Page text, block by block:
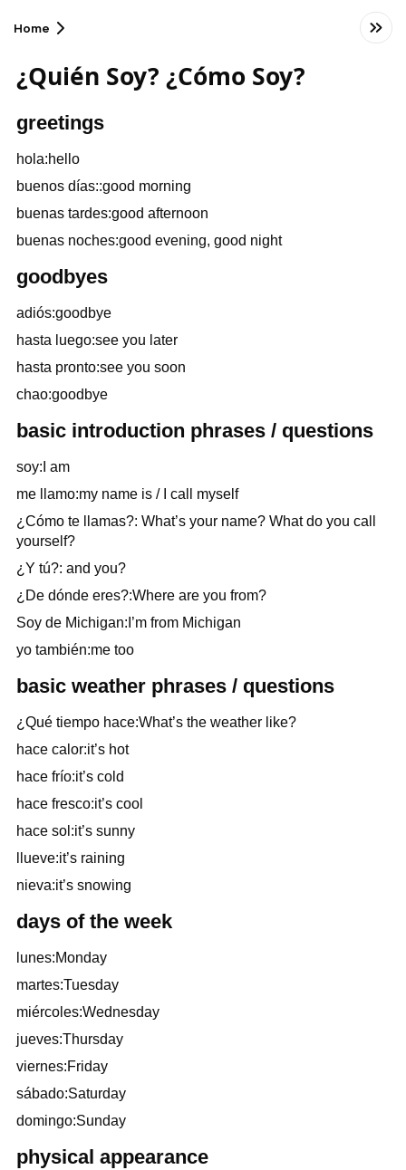
Home
¿Quién Soy? ¿Cómo Soy?
greetings
hola:hello
buenos días::good morning
buenas tardes:good afternoon
buenas noches:good evening, good night
goodbyes
adiós:goodbye
hasta luego:see you later
hasta pronto:see you soon
chao:goodbye
basic introduction phrases / questions
soy:I am
me llamo:my name is / I call myself
¿Cómo te llamas?: What’s your name? What do you call
yourself?
¿Y tú?: and you?
¿De dónde eres?:Where are you from?
Soy de Michigan:I’m from Michigan
yo también:me too
basic weather phrases / questions
¿Qué tiempo hace:What’s the weather like?
hace calor:it’s hot
hace frío:it’s cold
hace fresco:it’s cool
hace sol:it’s sunny
llueve:it’s raining
nieva:it’s snowing
days of the week
lunes:Monday
martes:Tuesday
miércoles:Wednesday
jueves:Thursday
viernes:Friday
sábado:Saturday
domingo:Sunday
physical appearance